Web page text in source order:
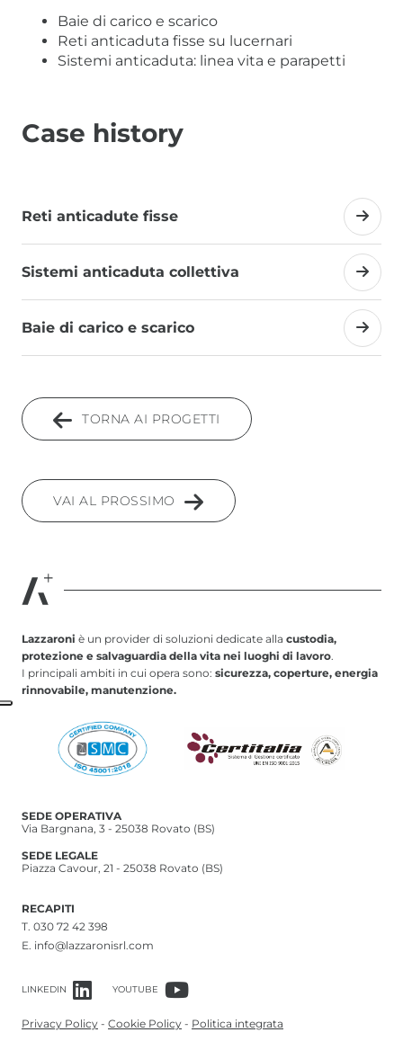
Baie di carico e scarico
Reti anticaduta fisse su lucernari
Sistemi anticaduta: linea vita e parapetti
Case history
Reti anticadute fisse
Sistemi anticaduta collettiva
Baie di carico e scarico
TORNA AI PROGETTI
VAI AL PROSSIMO
Lazzaroni è un provider di soluzioni dedicate alla custodia,
protezione e salvaguardia della vita nei luoghi di lavoro.
I principali ambiti in cui opera sono: sicurezza, coperture, energia
rinnovabile, manutenzione.
SEDE OPERATIVA
Via Bargnana, 3 - 25038 Rovato (BS)
SEDE LEGALE
Piazza Cavour, 21 - 25038 Rovato (BS)
RECAPITI
T. 030 72 42 398
E. info@lazzaronisrl.com
LINKEDIN YOUTUBE
Privacy Policy - Cookie Policy - Politica integrata